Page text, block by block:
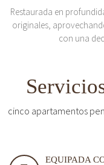
Restaurada en
originales,
con una
cinco apartamentos
EQUIPADA